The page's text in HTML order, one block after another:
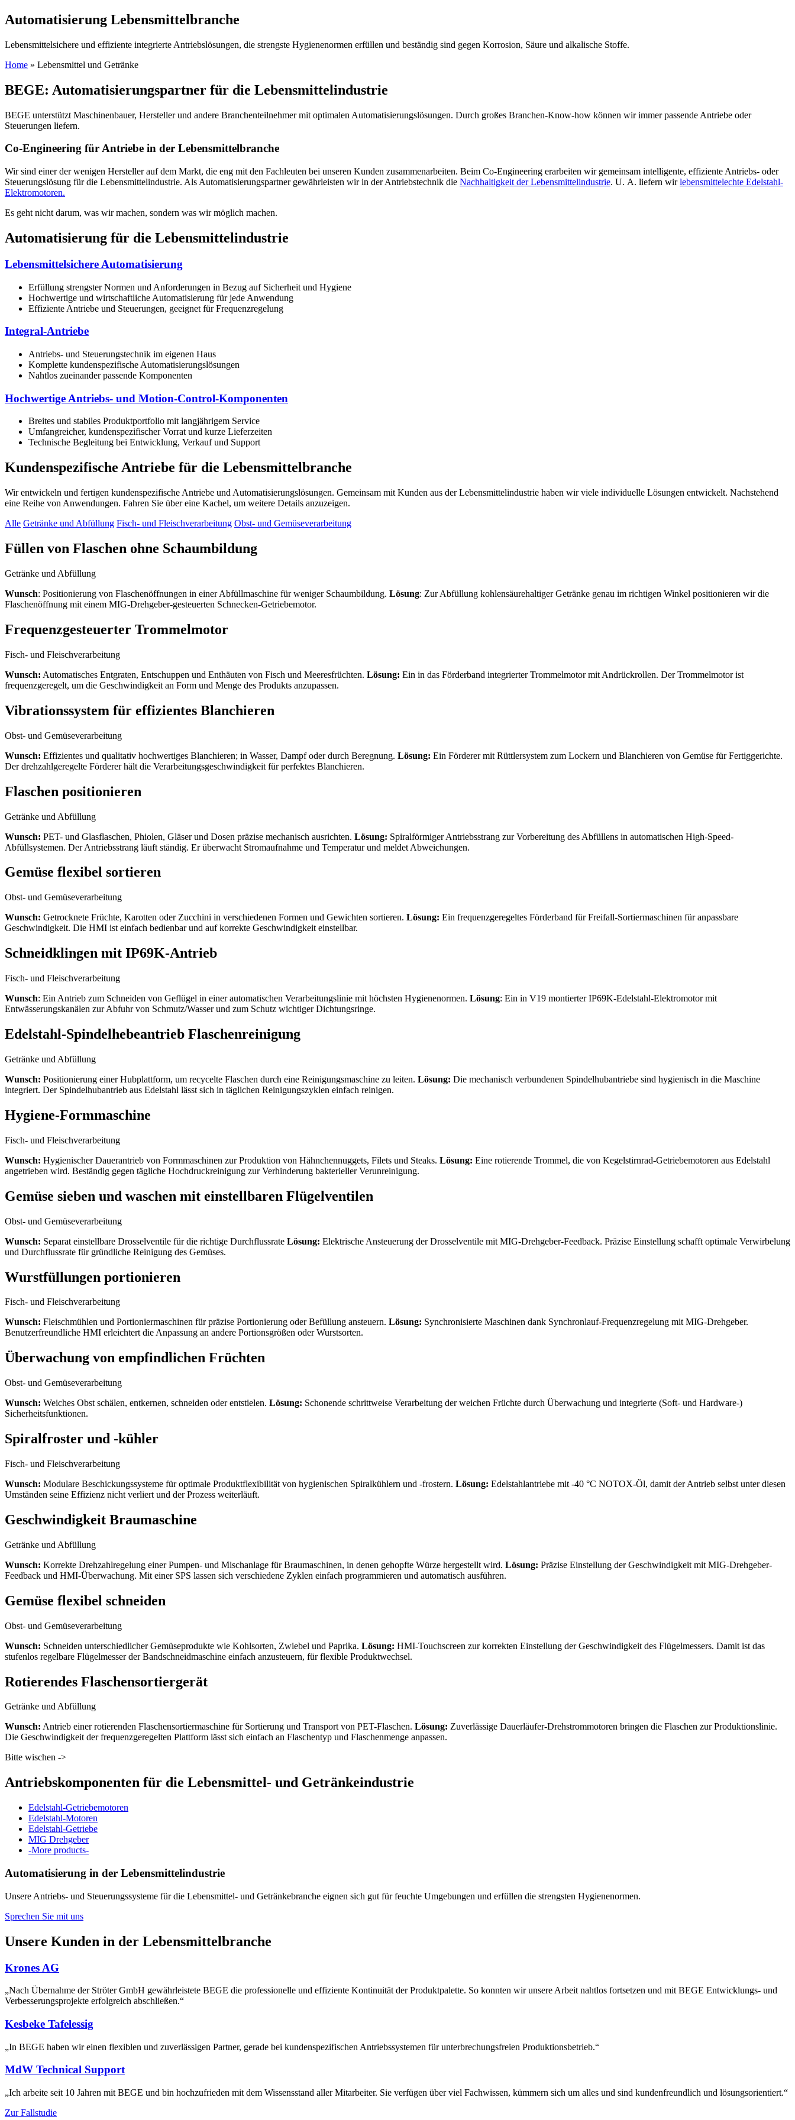
Automatisierung Lebensmittelbranche
Lebensmittelsichere und effiziente integrierte Antriebslösungen, die strengste Hygienenormen erfüllen und beständig sind gegen Korrosion, Säure und alkalische Stoffe.
Home » Lebensmittel und Getränke
BEGE: Automatisierungspartner für die Lebensmittelindustrie
BEGE unterstützt Maschinenbauer, Hersteller und andere Branchenteilnehmer mit optimalen Automatisierungslösungen. Durch großes Branchen-Know-how können wir immer passende Antriebe oder
Steuerungen liefern.
Co-Engineering für Antriebe in der Lebensmittelbranche
Wir sind einer der wenigen Hersteller auf dem Markt, die eng mit den Fachleuten bei unseren Kunden zusammenarbeiten. Beim Co-Engineering erarbeiten wir gemeinsam intelligente, effiziente Antriebs- oder
Steuerungslösung für die Lebensmittelindustrie. Als Automatisierungspartner gewährleisten wir in der Antriebstechnik die Nachhaltigkeit der Lebensmittelindustrie. U. A. liefern wirlebensmittelechte Edelstahl-
Elektromotoren.
Es geht nicht darum, was wir machen, sondern was wir möglich machen.
Automatisierung für die Lebensmittelindustrie
Lebensmittelsichere Automatisierung
Erfüllung strengster Normen und Anforderungen in Bezug auf Sicherheit und Hygiene
Hochwertige und wirtschaftliche Automatisierung für jede Anwendung
Effiziente Antriebe und Steuerungen, geeignet für Frequenzregelung
Integral-Antriebe
Antriebs- und Steuerungstechnik im eigenen Haus
Komplette kundenspezifische Automatisierungslösungen
Nahtlos zueinander passende Komponenten
Hochwertige Antriebs- und Motion-Control-Komponenten
Breites und stabiles Produktportfolio mit langjährigem Service
Umfangreicher, kundenspezifischer Vorrat und kurze Lieferzeiten
Technische Begleitung bei Entwicklung, Verkauf und Support
Kundenspezifische Antriebe für die Lebensmittelbranche
Wir entwickeln und fertigen kundenspezifische Antriebe und Automatisierungslösungen. Gemeinsam mit Kunden aus der Lebensmittelindustrie haben wir viele individuelle Lösungen entwickelt. Nachstehend
eine Reihe von Anwendungen. Fahren Sie über eine Kachel, um weitere Details anzuzeigen.
Alle Getränke und Abfüllung Fisch- und Fleischverarbeitung Obst- und Gemüseverarbeitung
Füllen von Flaschen ohne Schaumbildung
Getränke und Abfüllung
Wunsch: Positionierung von Flaschenöffnungen in einer Abfüllmaschine für weniger Schaumbildung. Lösung: Zur Abfüllung kohlensäurehaltiger Getränke genau im richtigen Winkel positionieren wir die
Flaschenöffnung mit einem MIG-Drehgeber-gesteuerten Schnecken-Getriebemotor.
Frequenzgesteuerter Trommelmotor
Fisch- und Fleischverarbeitung
Wunsch: Automatisches Entgraten, Entschuppen und Enthäuten von Fisch und Meeresfrüchten. Lösung: Ein in das Förderband integrierter Trommelmotor mit Andrückrollen. Der Trommelmotor ist
frequenzgeregelt, um die Geschwindigkeit an Form und Menge des Produkts anzupassen.
Vibrationssystem für effizientes Blanchieren
Obst- und Gemüseverarbeitung
Wunsch: Effizientes und qualitativ hochwertiges Blanchieren; in Wasser, Dampf oder durch Beregnung. Lösung: Ein Förderer mit Rüttlersystem zum Lockern und Blanchieren von Gemüse für Fertiggerichte.
Der drehzahlgeregelte Förderer hält die Verarbeitungsgeschwindigkeit für perfektes Blanchieren.
Flaschen positionieren
Getränke und Abfüllung
Wunsch: PET- und Glasflaschen, Phiolen, Gläser und Dosen präzise mechanisch ausrichten. Lösung: Spiralförmiger Antriebsstrang zur Vorbereitung des Abfüllens in automatischen High-Speed-
Abfüllsystemen. Der Antriebsstrang läuft ständig. Er überwacht Stromaufnahme und Temperatur und meldet Abweichungen.
Gemüse flexibel sortieren
Obst- und Gemüseverarbeitung
Wunsch: Getrocknete Früchte, Karotten oder Zucchini in verschiedenen Formen und Gewichten sortieren. Lösung: Ein frequenzgeregeltes Förderband für Freifall-Sortiermaschinen für anpassbare
Geschwindigkeit. Die HMI ist einfach bedienbar und auf korrekte Geschwindigkeit einstellbar.
Schneidklingen mit IP69K-Antrieb
Fisch- und Fleischverarbeitung
Wunsch: Ein Antrieb zum Schneiden von Geflügel in einer automatischen Verarbeitungslinie mit höchsten Hygienenormen. Lösung: Ein in V19 montierter IP69K-Edelstahl-Elektromotor mit
Entwässerungskanälen zur Abfuhr von Schmutz/Wasser und zum Schutz wichtiger Dichtungsringe.
Edelstahl-Spindelhebeantrieb Flaschenreinigung
Getränke und Abfüllung
Wunsch: Positionierung einer Hubplattform, um recycelte Flaschen durch eine Reinigungsmaschine zu leiten. Lösung: Die mechanisch verbundenen Spindelhubantriebe sind hygienisch in die Maschine
integriert. Der Spindelhubantrieb aus Edelstahl lässt sich in täglichen Reinigungszyklen einfach reinigen.
Hygiene-Formmaschine
Fisch- und Fleischverarbeitung
Wunsch: Hygienischer Dauerantrieb von Formmaschinen zur Produktion von Hähnchennuggets, Filets und Steaks. Lösung: Eine rotierende Trommel, die von Kegelstirnrad-Getriebemotoren aus Edelstahl
angetrieben wird. Beständig gegen tägliche Hochdruckreinigung zur Verhinderung bakterieller Verunreinigung.
Gemüse sieben und waschen mit einstellbaren Flügelventilen
Obst- und Gemüseverarbeitung
Wunsch: Separat einstellbare Drosselventile für die richtige Durchflussrate Lösung: Elektrische Ansteuerung der Drosselventile mit MIG-Drehgeber-Feedback. Präzise Einstellung schafft optimale Verwirbelung
und Durchflussrate für gründliche Reinigung des Gemüses.
Wurstfüllungen portionieren
Fisch- und Fleischverarbeitung
Wunsch: Fleischmühlen und Portioniermaschinen für präzise Portionierung oder Befüllung ansteuern. Lösung: Synchronisierte Maschinen dank Synchronlauf-Frequenzregelung mit MIG-Drehgeber.
Benutzerfreundliche HMI erleichtert die Anpassung an andere Portionsgrößen oder Wurstsorten.
Überwachung von empfindlichen Früchten
Obst- und Gemüseverarbeitung
Wunsch: Weiches Obst schälen, entkernen, schneiden oder entstielen. Lösung: Schonende schrittweise Verarbeitung der weichen Früchte durch Überwachung und integrierte (Soft- und Hardware-)
Sicherheitsfunktionen.
Spiralfroster und -kühler
Fisch- und Fleischverarbeitung
Wunsch: Modulare Beschickungssysteme für optimale Produktflexibilität von hygienischen Spiralkühlern und -frostern. Lösung: Edelstahlantriebe mit -40 °C NOTOX-Öl, damit der Antrieb selbst unter diesen
Umständen seine Effizienz nicht verliert und der Prozess weiterläuft.
Geschwindigkeit Braumaschine
Getränke und Abfüllung
Wunsch: Korrekte Drehzahlregelung einer Pumpen- und Mischanlage für Braumaschinen, in denen gehopfte Würze hergestellt wird. Lösung: Präzise Einstellung der Geschwindigkeit mit MIG-Drehgeber-
Feedback und HMI-Überwachung. Mit einer SPS lassen sich verschiedene Zyklen einfach programmieren und automatisch ausführen.
Gemüse flexibel schneiden
Obst- und Gemüseverarbeitung
Wunsch: Schneiden unterschiedlicher Gemüseprodukte wie Kohlsorten, Zwiebel und Paprika. Lösung: HMI-Touchscreen zur korrekten Einstellung der Geschwindigkeit des Flügelmessers. Damit ist das
stufenlos regelbare Flügelmesser der Bandschneidmaschine einfach anzusteuern, für flexible Produktwechsel.
Rotierendes Flaschensortiergerät
Getränke und Abfüllung
Wunsch: Antrieb einer rotierenden Flaschensortiermaschine für Sortierung und Transport von PET-Flaschen. Lösung: Zuverlässige Dauerläufer-Drehstrommotoren bringen die Flaschen zur Produktionslinie.
Die Geschwindigkeit der frequenzgeregelten Plattform lässt sich einfach an Flaschentyp und Flaschenmenge anpassen.
Bitte wischen ->
Antriebskomponenten für die Lebensmittel- und Getränkeindustrie
Edelstahl-Getriebemotoren
Edelstahl-Motoren
Edelstahl-Getriebe
MIG Drehgeber
-More products-
Automatisierung in der Lebensmittelindustrie
Unsere Antriebs- und Steuerungssysteme für die Lebensmittel- und Getränkebranche eignen sich gut für feuchte Umgebungen und erfüllen die strengsten Hygienenormen.
Sprechen Sie mit uns
Unsere Kunden in der Lebensmittelbranche
Krones AG
„Nach Übernahme der Ströter GmbH gewährleistete BEGE die professionelle und effiziente Kontinuität der Produktpalette. So konnten wir unsere Arbeit nahtlos fortsetzen und mit BEGE Entwicklungs- und
Verbesserungsprojekte erfolgreich abschließen.“
Kesbeke Tafelessig
„In BEGE haben wir einen flexiblen und zuverlässigen Partner, gerade bei kundenspezifischen Antriebssystemen für unterbrechungsfreien Produktionsbetrieb.“
MdW Technical Support
„Ich arbeite seit 10 Jahren mit BEGE und bin hochzufrieden mit dem Wissensstand aller Mitarbeiter. Sie verfügen über viel Fachwissen, kümmern sich um alles und sind kundenfreundlich und lösungsorientiert.“
Zur Fallstudie